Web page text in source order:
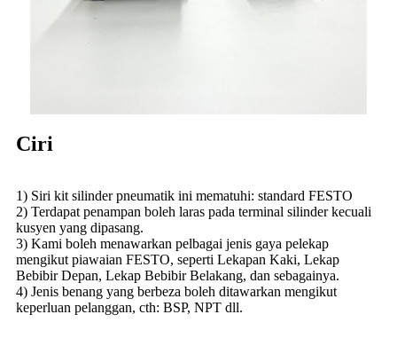
Ciri
1) Siri kit silinder pneumatik ini mematuhi: standard FESTO
2) Terdapat penampan boleh laras pada terminal silinder kecuali
kusyen yang dipasang.
3) Kami boleh menawarkan pelbagai jenis gaya pelekap
mengikut piawaian FESTO, seperti Lekapan Kaki, Lekap
Bebibir Depan, Lekap Bebibir Belakang, dan sebagainya.
4) Jenis benang yang berbeza boleh ditawarkan mengikut
keperluan pelanggan, cth: BSP, NPT dll.